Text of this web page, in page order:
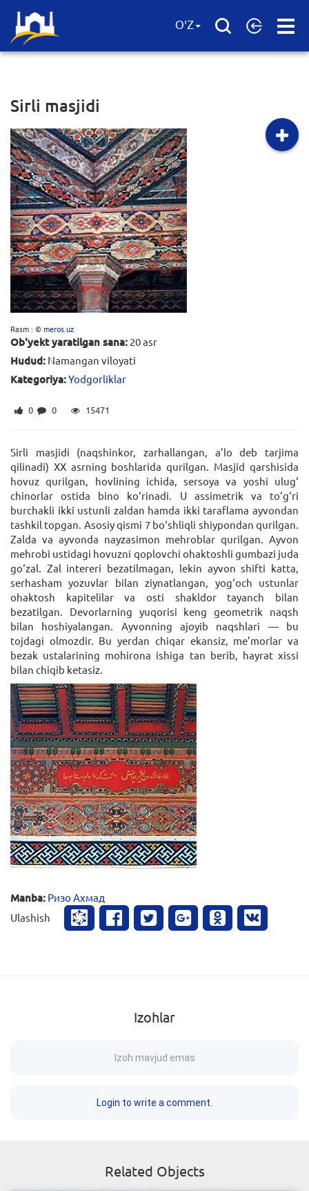
Open
O'Z
Sirli masjidi
Rasm : ©meros.uz
Ob'yekt yaratilgan sana: 20 asr
Hudud: Namangan viloyati
Kategoriya:Yodgorliklar
0 0 15471
Sirli masjidi (naqshinkor, zarhallangan, a’lo deb tarjima
qilinadi) XX asrning boshlarida qurilgan. Masjid qarshisida
hovuz qurilgan, hovlining ichida, sersoya va yoshi ulug‘
chinorlar ostida bino ko‘rinadi. U assimetrik va to‘g‘ri
burchakli ikki ustunli zaldan hamda ikki taraflama ayvondan
tashkil topgan. Asosiy qismi 7 bo‘shliqli shiypondan qurilgan.
Zalda va ayvonda nayzasimon mehroblar qurilgan. Ayvon
mehrobi ustidagi hovuzni qoplovchi ohaktoshli gumbazi juda
go‘zal. Zal intereri bezatilmagan, lekin ayvon shifti katta,
serhasham yozuvlar bilan ziynatlangan, yog‘och ustunlar
ohaktosh kapitelilar va osti shakldor tayanch bilan
bezatilgan. Devorlarning yuqorisi keng geometrik naqsh
bilan hoshiyalangan. Ayvonning ajoyib naqshlari — bu
tojdagi olmozdir. Bu yerdan chiqar ekansiz, me’morlar va
bezak ustalarining mohirona ishiga tan berib, hayrat xissi
bilan chiqib ketasiz.
Manba: Ризо Ахмад
Ulashish
Izohlar
Izoh mavjud emas
Login to write a comment.
Related Objects